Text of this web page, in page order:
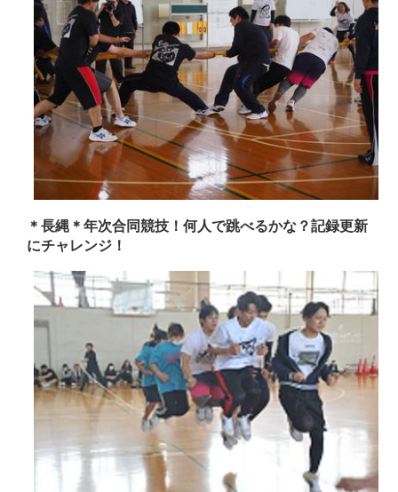
＊長縄＊年次合同競技！何人で跳べるかな？記録更新
にチャレンジ！